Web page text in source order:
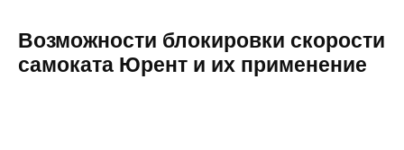
Возможности блокировки скорости
самоката Юрент и их применение